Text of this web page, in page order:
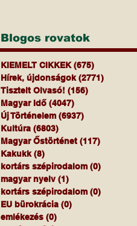
Blogos rovatok
KIEMELT CIKKEK (675)
Hírek, újdonságok (2771)
Tisztelt Olvasó! (156)
Magyar Idő (4047)
Új Történelem (6937)
Kultúra (6803)
Magyar Őstörténet (117)
Kakukk (8)
kortárs szépirodalom (0)
magyar nyelv (1)
kortárs szépirodalom (0)
EU bürokrácia (0)
emlékezés (0)